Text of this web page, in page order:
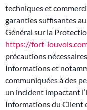
techniques et
garanties suffisantes
Général sur la
https://fort-
précautions
Informations et
communiquées à des
un incident impactant
Informations du Client